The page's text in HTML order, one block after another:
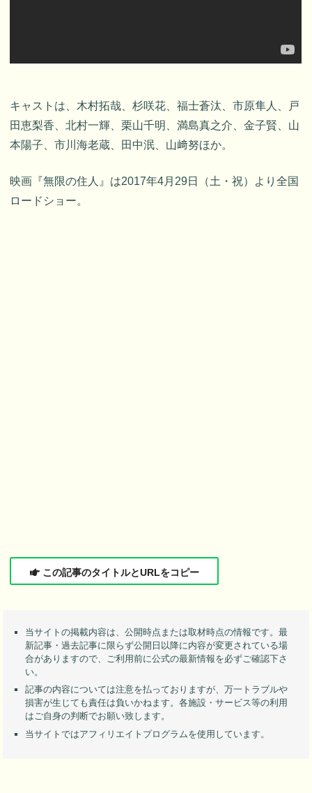
キャストは、木村拓哉、杉咲花、福士蒼汰、市原隼人、戸
田恵梨香、北村一輝、栗山千明、満島真之介、金子賢、山
本陽子、市川海老蔵、田中泯、山﨑努ほか。
映画『無限の住人』は2017年4月29日（土・祝）より全国
ロードショー。
この記事のタイトルとURLをコピー
当サイトの掲載内容は、公開時点または取材時点の情報です。最
新記事・過去記事に限らず公開日以降に内容が変更されている場
合がありますので、ご利用前に公式の最新情報を必ずご確認下さ
い。
記事の内容については注意を払っておりますが、万一トラブルや
損害が生じても責任は負いかねます。各施設・サービス等の利用
はご自身の判断でお願い致します。
当サイトではアフィリエイトプログラムを使用しています。